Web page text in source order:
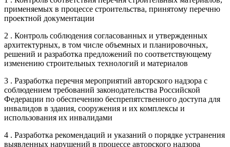
применяемых в процессе строительства, принятому перечню
проектной документации
2 . Контроль соблюдения согласованных и утвержденных
архитектурных, в том числе объемных и планировочных,
решений и разработка предложений по соответствующему
изменению строительных технологий и материалов
3 . Разработка перечня мероприятий авторского надзора с
соблюдением требований законодательства Российской
Федерации по обеспечению беспрепятственного доступа для
инвалидов в здания, сооружения и их комплексы и
использования их инвалидами
4 . Разработка рекомендаций и указаний о порядке устранения
выявленных нарушений в процессе авторского надзора